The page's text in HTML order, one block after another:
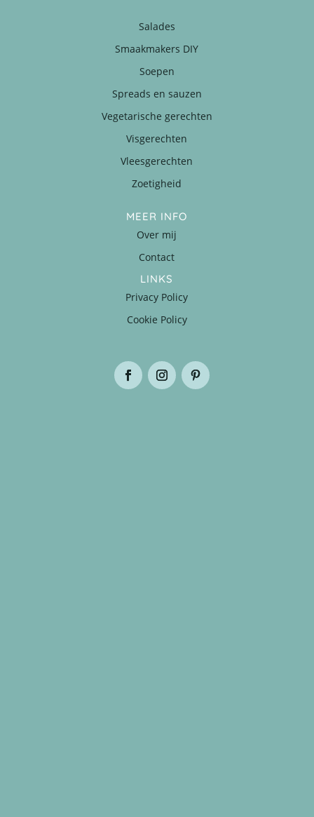
Salades
Smaakmakers DIY
Soepen
Spreads en sauzen
Vegetarische gerechten
Visgerechten
Vleesgerechten
Zoetigheid
MEER INFO
Over mij
Contact
LINKS
Privacy Policy
Cookie Policy